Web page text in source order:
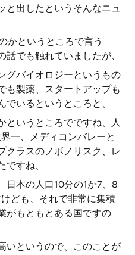
と出したというそんなニュ
かというところで言う
でも触れていましたが、
グバイオロジーというもの
も製薬、スタートアップも
いるというところと、
というところでですね、人
一、メディコンバレーと
クラスのノボノリスク、レ
すね、
日本の人口10分の1か7、8
ども、それで非常に集積
がもともとある国ですの
いというので、このことが